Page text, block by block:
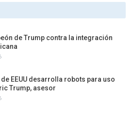
de Trump contra la integración
de EEUU desarrolla robots para uso
Trump, asesor